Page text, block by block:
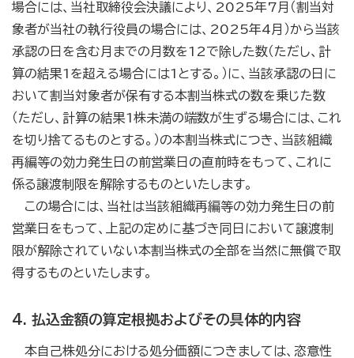
場合には、当社取締役会決議により、2025年7月（割当対
象者が当社の執行役員の場合には、2025年4月）から当該
承認の日を含む月までの月数を12で除した数（ただし、計
算の結果1を超える場合には1とする。）に、当該承認の日に
おいて割当対象者が保有する本割当株式の数を乗じた数
（ただし、計算の結果1株未満の端数が生ずる場合には、これ
を切り捨てるものとする。）の本割当株式につき、当該組織
再編等の効力発生日の前営業日の直前時をもって、これに
係る譲渡制限を解除するものといたします。
この場合には、当社は当該組織再編等の効力発生日の前
営業日をもって、上記の定めに基づき同日において譲渡制
限が解除されていない本割当株式の全部を当然に無償で取
得するものといたします。
4. 払込金額の算定根拠およびその具体的内容
本自己株処分における処分価額につきましては、恣意性